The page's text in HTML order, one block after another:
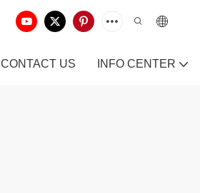
CONTACT US INFO CENTER